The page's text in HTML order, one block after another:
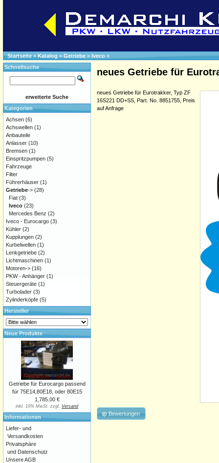
Startseite»Katalog » Getriebe » Iveco »
neues Getriebe für
neues Getriebe für Eurotrakker, Typ ZF
16S221 DD+SS, Part. No. 8851755, Preis
auf Anfrage
Bewertungen
Schnellsuche
erweiterte Suche
Kategorien
Achsen (6)
Achswellen (1)
Anbauteile
Anlasser (10)
Bremsen (1)
Einspritzpumpen (5)
Fahrzeuge
Filter
Führerhäuser (1)
Getriebe-> (28)
Fiat (3)
Iveco (23)
Mercedes Benz (2)
Iveco - Eurocargo (3)
Kühler (2)
Kupplungen (2)
Kurbelwellen (1)
Lenkgetriebe (2)
Lichtmaschinen (1)
Motoren-> (16)
PKW - Anhänger (1)
Steuergeräte (1)
Turbolader (3)
Zylinderköpfe (5)
Hersteller
Neue Produkte
Getriebe für Eurocargo passend
für 75E14,80E18, oder 80E15
1,785.00 €
inkl. 19% MwSt. zzgl. Versand
Informationen
Liefer- und
Versandkosten
Privatsphäre
und Datenschutz
Unsere AGB